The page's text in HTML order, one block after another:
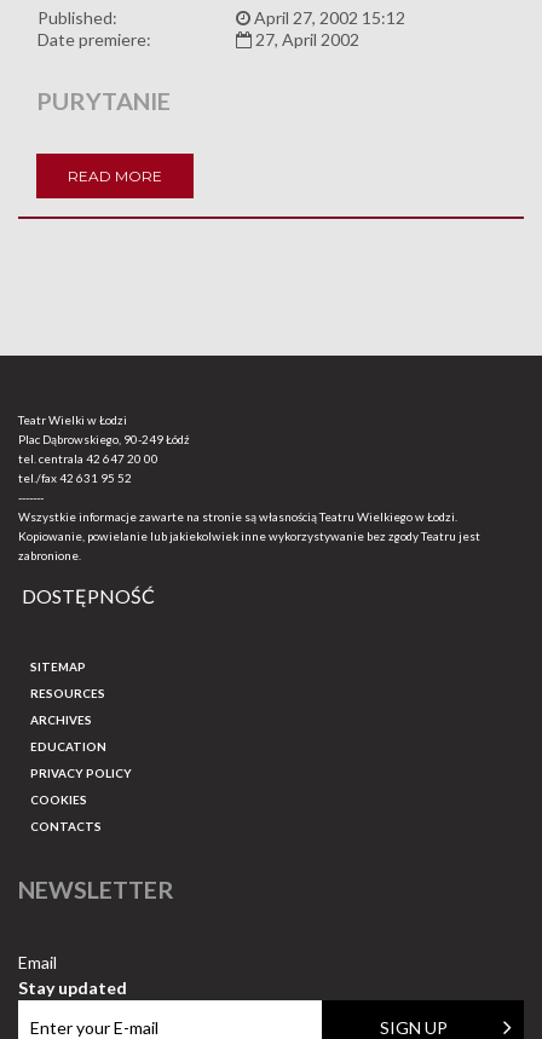
Published:
April 27, 2002 15:12
Date premiere:
27, April 2002
PURYTANIE
READ MORE
Teatr Wielki w Łodzi
Plac Dąbrowskiego, 90-249 Łódź
tel. centrala 42 647 20 00
tel./fax42 631 95 52
-------
Wszystkie informacje zawarte na stronie są własnością Teatru Wielkiego w Łodzi.
Kopiowanie, powielanie lub jakiekolwiek inne wykorzystywanie bez zgody Teatru jest
zabronione.
DOSTĘPNOŚĆ
SITEMAP
RESOURCES
ARCHIVES
EDUCATION
PRIVACY POLICY
COOKIES
CONTACTS
NEWSLETTER
Email
Stay updated